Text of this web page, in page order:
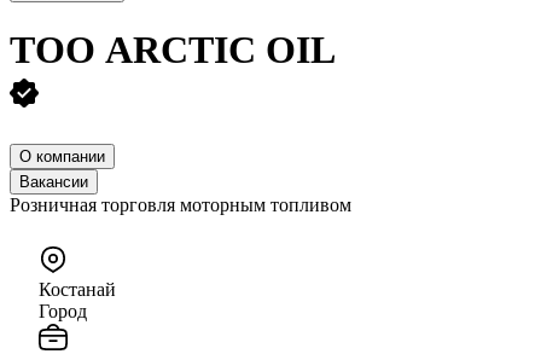
ТОО ARCTIC OIL
О компании
Вакансии
Розничная торговля моторным топливом
Костанай
Город